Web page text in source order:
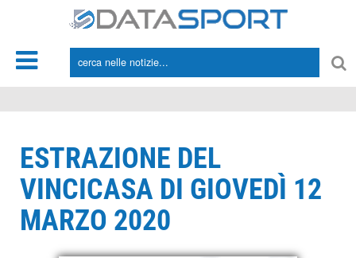
ESTRAZIONE DEL
VINCICASA DI GIOVEDÌ 12
MARZO 2020